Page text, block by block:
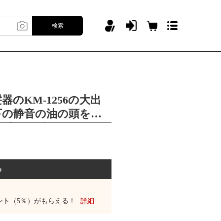
検索
のKM-1256の大出
静音の油の頭を調
ト（5％）がもらえる！ 詳細